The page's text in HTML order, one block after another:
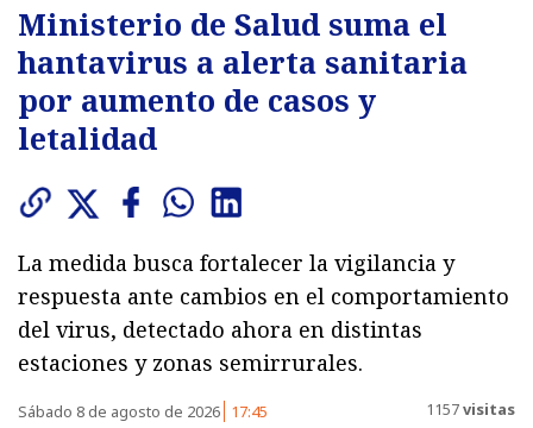
Ministerio de Salud suma el
hantavirus a alerta sanitaria
por aumento de casos y
letalidad
La medida busca fortalecer la vigilancia y
respuesta ante cambios en el comportamiento
del virus, detectado ahora en distintas
estaciones y zonas semirrurales.
Sábado 8 de agosto de 2026 17:45 1157visitas